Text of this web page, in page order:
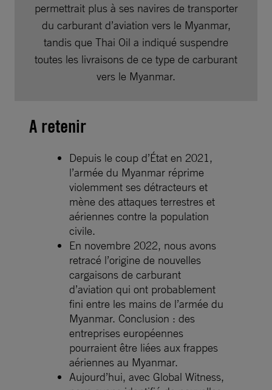
permettrait plus à ses navires de transporter
du carburant d’aviation vers le Myanmar,
tandis que Thai Oil a indiqué suspendre
toutes les livraisons de ce type de carburant
vers le Myanmar.
A retenir
Depuis le coup d’État en 2021,
l’armée du Myanmar réprime
violemment ses détracteurs et
mène des attaques terrestres et
aériennes contre la population
civile.
En novembre 2022, nous avons
retracé l’origine de nouvelles
cargaisons de carburant
d’aviation qui ont probablement
fini entre les mains de l’armée du
Myanmar. Conclusion : des
entreprises européennes
pourraient être liées aux frappes
aériennes au Myanmar.
Aujourd’hui, avec Global Witness,